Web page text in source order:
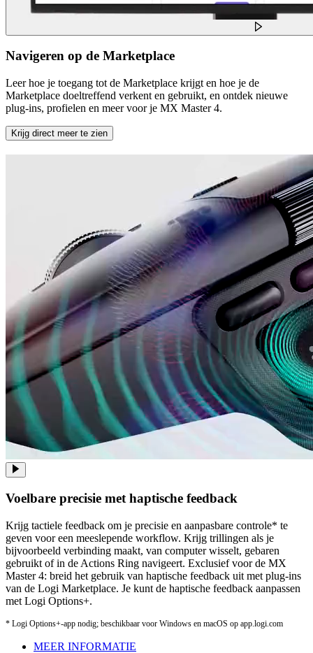
Navigeren op de Marketplace
Leer hoe je toegang tot de Marketplace krijgt en hoe je de
Marketplace doeltreffend verkent en gebruikt, en ontdek nieuwe
plug-ins, profielen en meer voor je MX Master 4.
Krijg direct meer te zien
Voelbare precisie met haptische feedback
Krijg tactiele feedback om je precisie en aanpasbare controle* te
geven voor een meeslepende workflow. Krijg trillingen als je
bijvoorbeeld verbinding maakt, van computer wisselt, gebaren
gebruikt of in de Actions Ring navigeert. Exclusief voor de MX
Master 4: breid het gebruik van haptische feedback uit met plug-ins
van de Logi Marketplace. Je kunt de haptische feedback aanpassen
met Logi Options+.
* Logi Options+-app nodig; beschikbaar voor Windows en macOS op app.logi.com
MEER INFORMATIE